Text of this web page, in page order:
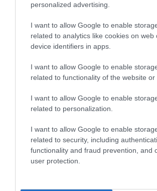
personalized advertising.
I want to allow Google to enable
related to analytics like cookies on web
device identifiers in apps.
I want to allow Google to enable
related to functionality of the website or
I want to allow Google to enable
related to personalization.
I want to allow Google to enable
related to security, including
functionality and fraud prevention, and
user protection.
ΡΟΗ ΕΙΔΗΣΕΩΝ
Άρης: Με Σπανούλη σε νέα εποχή – Όλο το
πρόγραμμα προετοιμασίας και τα δυνατά
ΚΡΙΣΤΙΑΝ ΜΠΙΤΣΑΚΟΥ
09.08.2026 | 16:41
Δευτέρα η απόφαση για ΤΣΣΚΑ 1948
ΚΡΙΣΤΙΑΝ ΜΠΙΤΣΑΚΟΥ
Ολυμπιακός – Γουόκαπ: Η Dubai BC
επιμένει – Τι ισχύει με τα 2 εκατ. ευρώ